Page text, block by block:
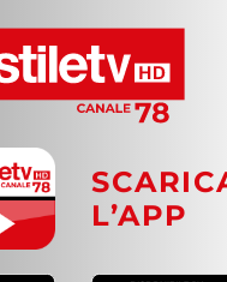
L’APP